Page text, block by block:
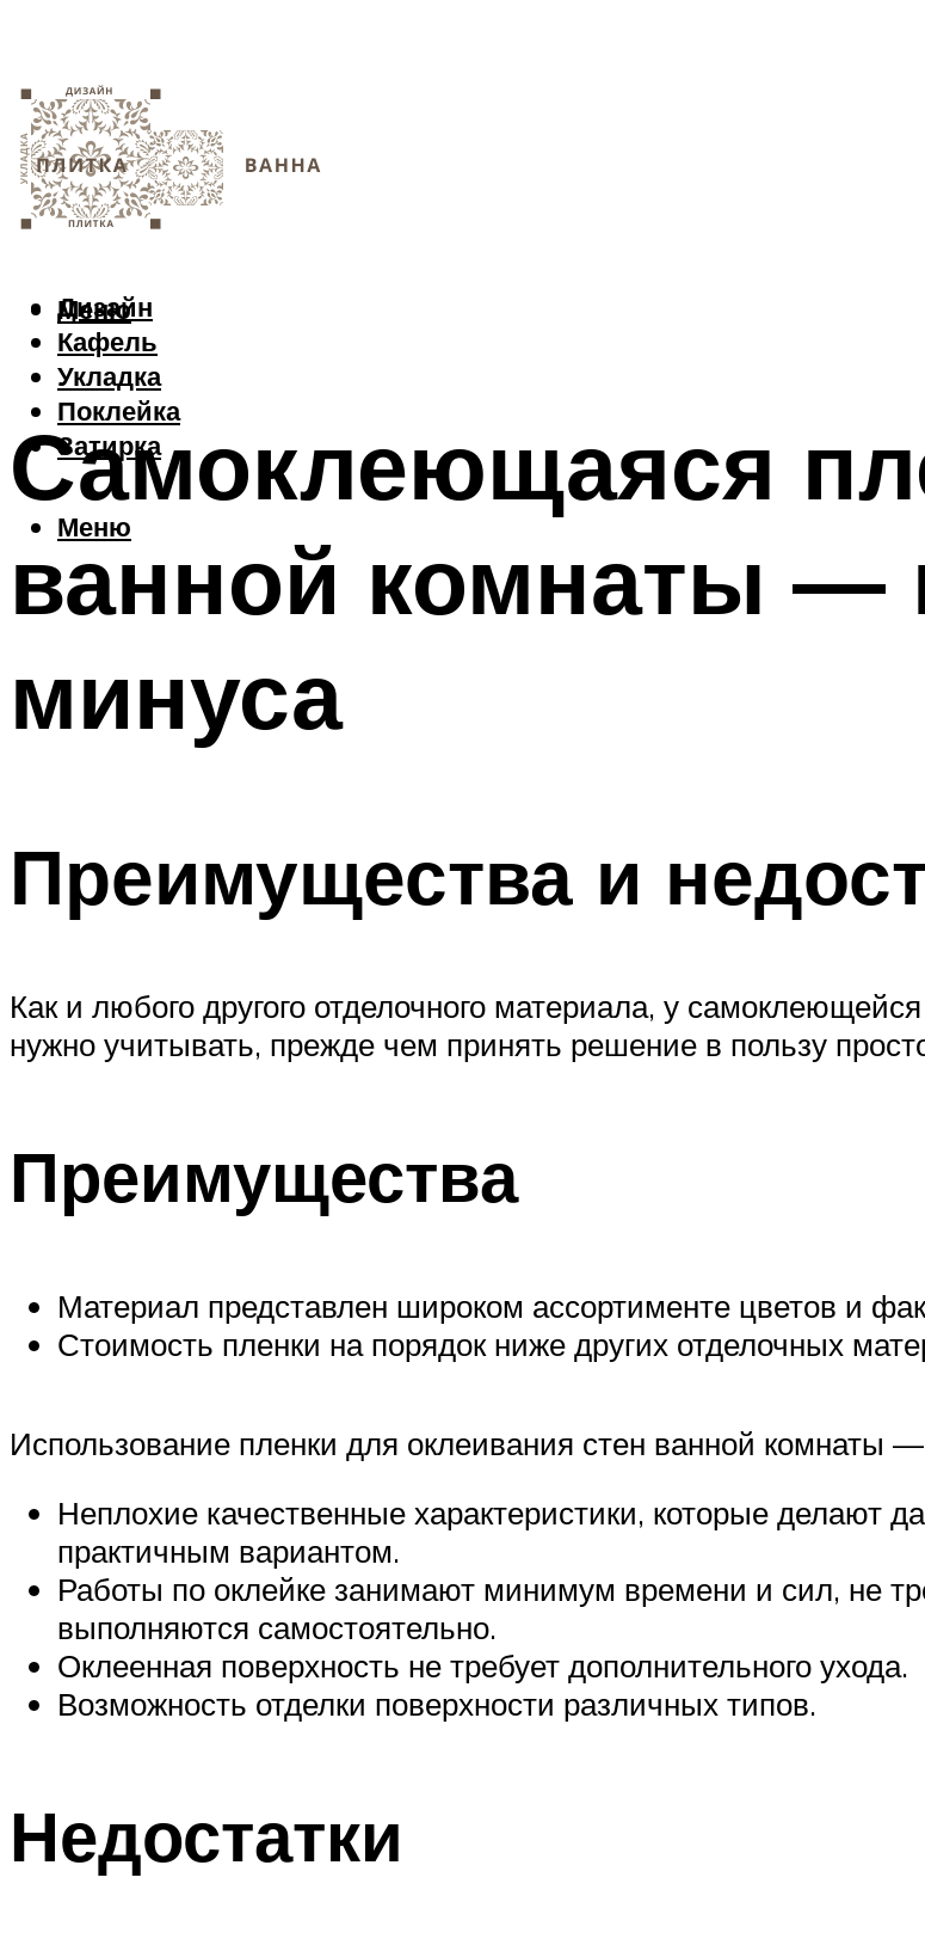
Дизайн
Кафель
Укладка
Поклейка
Затирка
Меню
Меню
Самоклеющаяся
ванной комнаты
минуса
Преимущества и
Как и любого другого отделочного материала, у
нужно учитывать, прежде чем принять решение в пользу
Преимущества
Материал представлен широком ассортименте цветов и
Стоимость пленки на порядок ниже других отделочных
Использование пленки для оклеивания стен ванной комнаты
Неплохие качественные характеристики, которые делают
практичным вариантом.
Работы по оклейке занимают минимум времени и сил, не
выполняются самостоятельно.
Оклеенная поверхность не требует дополнительного ухода.
Возможность отделки поверхности различных типов.
Недостатки